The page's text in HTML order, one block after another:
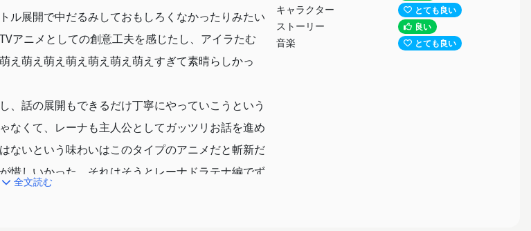
キャラクター とても良い
ストーリー 良い
音楽 とても良い
ル展開で中だるみしておもしろくなかったりみたい
アニメとしての創意工夫を感じたし、アイラたむ
え萌え萌え萌え萌え萌え萌えすぎて素晴らしかっ
、話の展開もできるだけ丁寧にやっていこうという
なくて、レーナも主人公としてガッツリお話を進め
ないという味わいはこのタイプのアニメだと斬新だ
惜しいかった、それはそうとレーナドラテナ編でず
が多くなりました。 アイラたむいっぱいピザ食べ
全文読む